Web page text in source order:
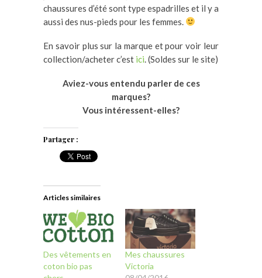
chaussures d’été sont type espadrilles et il y a
aussi des nus-pieds pour les femmes.
En savoir plus sur la marque et pour voir leur
collection/acheter c’est ici. (Soldes sur le site)
Aviez-vous entendu parler de ces
marques?
Vous intéressent-elles?
Partager :
Articles similaires
Des vêtements en
coton bio pas
Mes chaussures
Victoria